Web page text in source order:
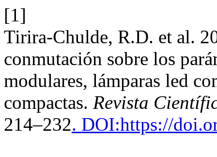
[1]
Tirira-Chulde, R.D. et al.
conmutación sobre los
modulares, lámparas led
compactas. Revista
214–232. DOI:https://